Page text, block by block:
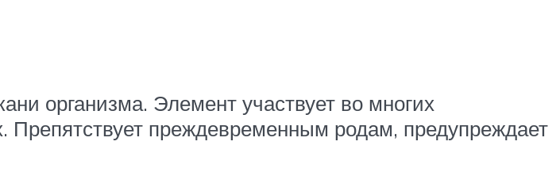
организма. Элемент участвует во многих
Препятствует преждевременным родам, предупреждает